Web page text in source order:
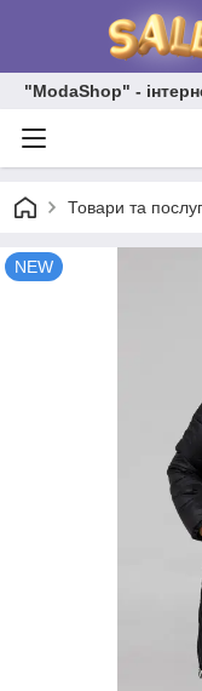
"ModaShop" -
Товари та
NEW